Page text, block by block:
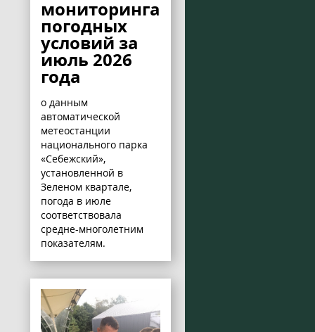
мониторинга
погодных
условий за
июль 2026
года
о данным
автоматической
метеостанции
национального парка
«Себежский»,
установленной в
Зеленом квартале,
погода в июле
соответствовала
средне-многолетним
показателям.